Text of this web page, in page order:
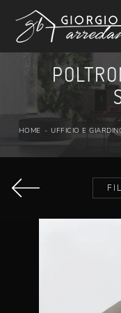
HOME - UFFICIO E